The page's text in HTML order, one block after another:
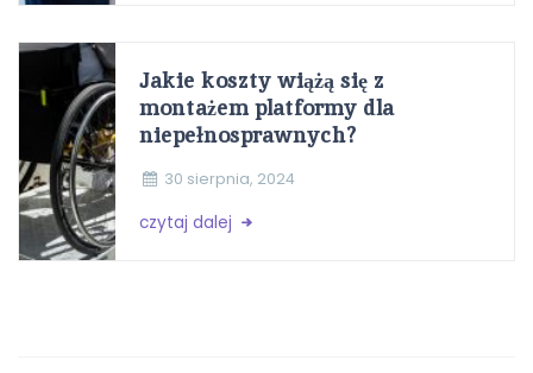
Jakie koszty wiążą się z
montażem platformy dla
niepełnosprawnych?
30 sierpnia, 2024
czytaj dalej